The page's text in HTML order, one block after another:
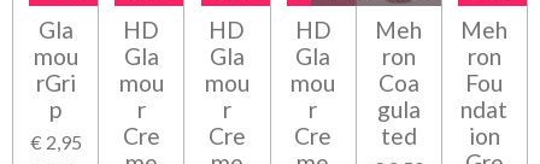
Gla
mou
rGri
p
€ 2,95
HD
Gla
mou
r
Cre
HD
Gla
mou
r
Cre
HD
Gla
mou
r
Cre
Meh
ron
Coa
gula
ted
Meh
ron
Fou
ndat
ion